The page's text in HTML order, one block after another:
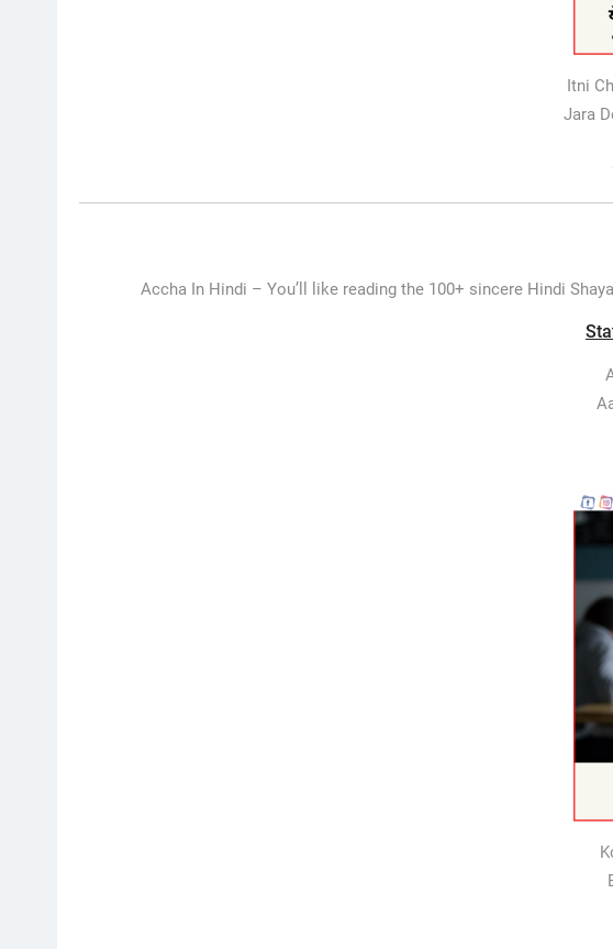
Itni
Jara
Accha In Hindi – You’ll like reading the 100+ sincere Hindi